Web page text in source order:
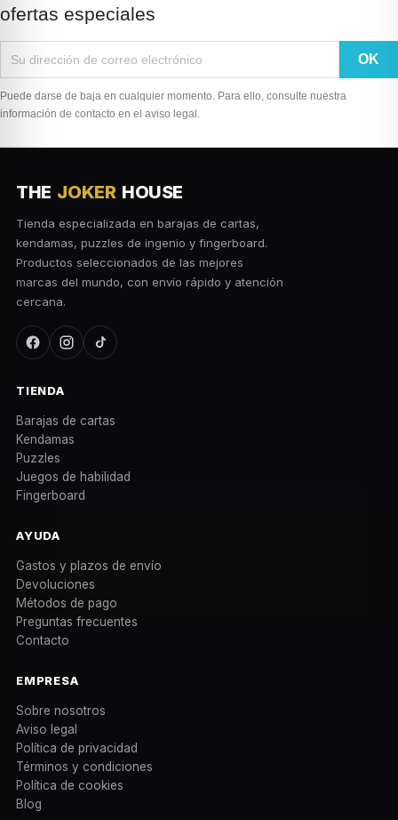
ofertas especiales
Puede darse de baja en cualquier momento. Para ello, consulte nuestra
información de contacto en el aviso legal.
THE JOKER HOUSE
Tienda especializada en barajas de cartas,
kendamas, puzzles de ingenio y fingerboard.
Productos seleccionados de las mejores
marcas del mundo, con envío rápido y atención
cercana.
TIENDA
Barajas de cartas
Kendamas
Puzzles
Juegos de habilidad
Fingerboard
AYUDA
Gastos y plazos de envío
Devoluciones
Métodos de pago
Preguntas frecuentes
Contacto
EMPRESA
Sobre nosotros
Aviso legal
Política de privacidad
Términos y condiciones
Política de cookies
Blog